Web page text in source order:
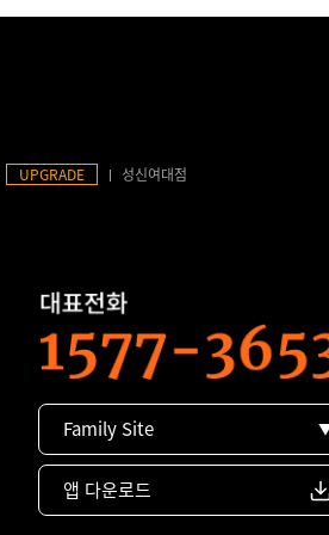
UPGRADE 성신여대점
Family Site
앱 다운로드